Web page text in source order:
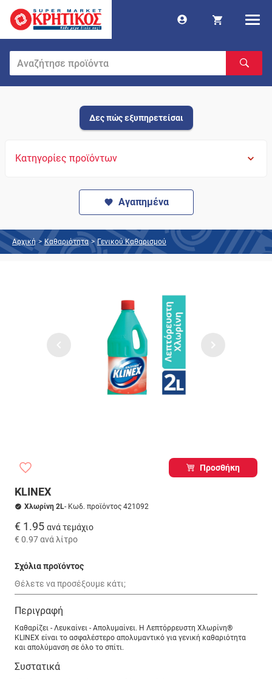
Δες πώς εξυπηρετείσαι
Κατηγορίες προϊόντων
Αγαπημένα
Αρχική > Καθαριότητα > Γενικού Καθαρισμού
Προσθήκη
KLINEX
Χλωρίνη 2L- Κωδ. προϊόντος 421092
€ 1.95 ανά τεμάχιο
€ 0.97ανά λίτρο
Σχόλια προϊόντος
Περιγραφή
Καθαρίζει - Λευκαίνει - Απολυμαίνει. Η Λεπτόρρευστη Χλωρίνη®
KLINEX είναι το ασφαλέστερο απολυμαντικό για γενική καθαριότητα
και απολύμανση σε όλο το σπίτι.
Συστατικά